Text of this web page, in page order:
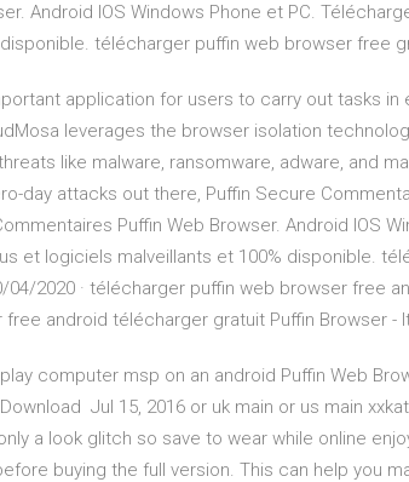
Android IOS Windows Phone et PC.
télécharger puffin web browser free
application for users to carry out tasks in
leverages the browser isolation
like malware, ransomware, adware, and
day attacks out there, Puffin Secure
Commentaires Puffin Web Browser. Android IOS
et logiciels malveillants et 100% disponible.
2020 · télécharger puffin web browser free
android télécharger gratuit Puffin Browser -
computer msp on an android Puffin Web
Jul 15, 2016 or uk main or us main
a look glitch so save to wear while online
buying the full version. This can help you